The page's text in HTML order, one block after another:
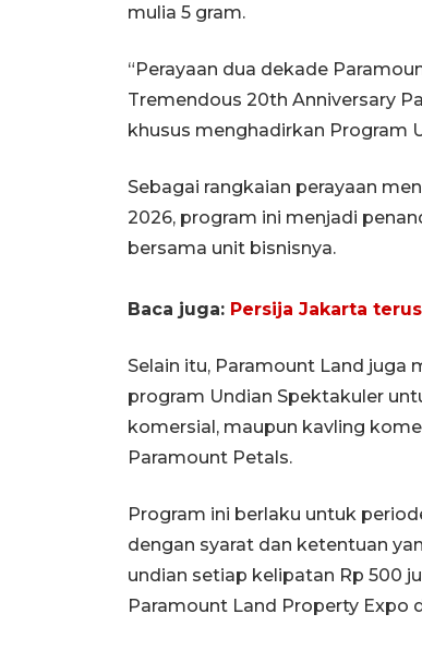
mulia 5 gram.
“Perayaan dua dekade
Tremendous 20th Anniversary
khusus menghadirkan Program
Sebagai rangkaian perayaan
2026, program ini menjadi
bersama unit bisnisnya.
Baca juga: Persija Jakarta
Selain itu, Paramount Land
program Undian Spektakuler
komersial, maupun kavling
Paramount Petals.
Program ini berlaku untuk
dengan syarat dan ketentuan
undian setiap kelipatan Rp 500
Paramount Land Property Expo